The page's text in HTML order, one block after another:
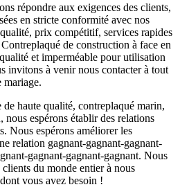
répondre aux exigences des clients,
en stricte conformité avec nos
prix compétitif, services rapides
de construction à face en
et imperméable pour utilisation
invitons à venir nous contacter à tout
mariage.
haute qualité, contreplaqué marin,
espérons établir des relations
Nous espérons améliorer les
relation gagnant-gagnant-gagnant-
gagnant-gagnant-gagnant. Nous
du monde entier à nous
vous avez besoin !